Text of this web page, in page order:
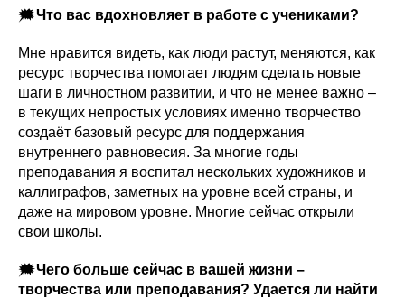
🗯Что вас вдохновляет в работе с учениками?
Мне нравится видеть, как люди растут, меняются, как
ресурс творчества помогает людям сделать новые
шаги в личностном развитии, и что не менее важно –
в текущих непростых условиях именно творчество
создаёт базовый ресурс для поддержания
внутреннего равновесия. За многие годы
преподавания я воспитал нескольких художников и
каллиграфов, заметных на уровне всей страны, и
даже на мировом уровне. Многие сейчас открыли
свои школы.
🗯Чего больше сейчас в вашей жизни –
творчества или преподавания? Удается ли найти